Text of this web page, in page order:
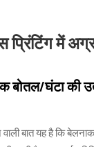
प्रिंटिंग में
बोतल/घंटा की
बात यह है कि